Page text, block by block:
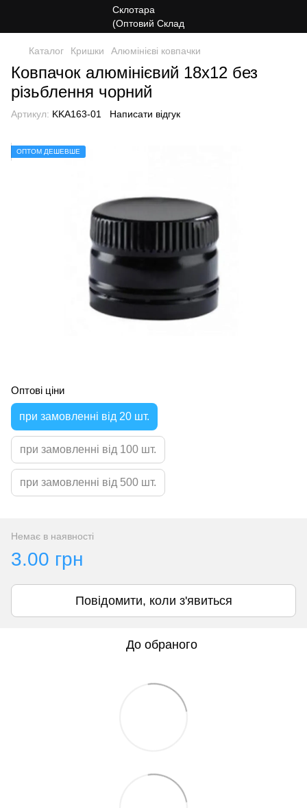
Каталог Кришки Алюмінієві ковпачки
Ковпачок алюмінієвий 18х12 без
різьблення чорний
Артикул: KKA163-01 Написати відгук
ОПТОМ ДЕШЕВШЕ
Оптові ціни
при замовленні від 20 шт.
при замовленні від 100 шт.
при замовленні від 500 шт.
Немає в наявності
3.00 грн
Повідомити, коли з'явиться
До обраного